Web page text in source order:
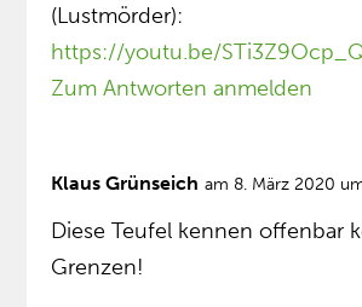
(Lustmörder):
https://youtu.be/
Zum Antworten anmelden
Klaus Grünseich am 8. März 2020
Diese Teufel kennen offenbar
Grenzen!